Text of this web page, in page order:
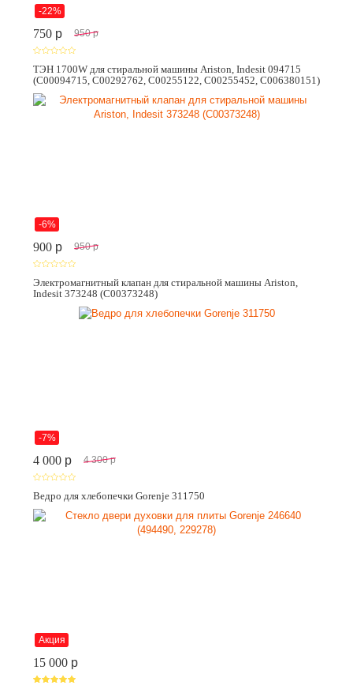
-22%
750 p 950 p
ТЭН 1700W для стиральной машины Ariston, Indesit 094715
(C00094715, C00292762, C00255122, C00255452, C006380151)
-6%
900 p 950 p
Электромагнитный клапан для стиральной машины Ariston,
Indesit 373248 (C00373248)
-7%
4 000 p 4 300 p
Ведро для хлебопечки Gorenje 311750
Акция
15 000 p